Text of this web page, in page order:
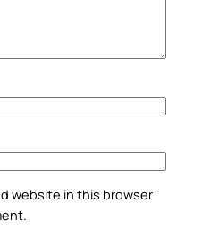
website in this browser